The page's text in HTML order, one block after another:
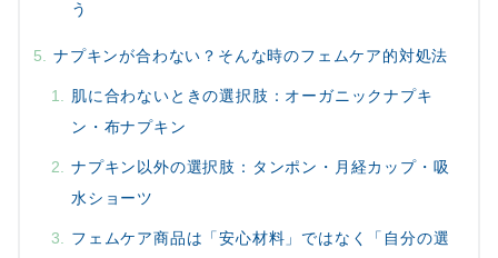
う
ナプキンが合わない？そんな時のフェムケア的対処法
肌に合わないときの選択肢：オーガニックナプキ
ン・布ナプキン
ナプキン以外の選択肢：タンポン・月経カップ・吸
水ショーツ
フェムケア商品は「安心材料」ではなく「自分の選